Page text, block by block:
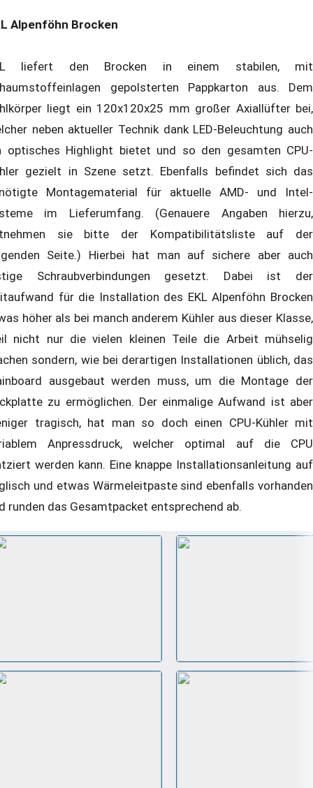
Alpenföhn Brocken
liefert den Brocken in einem stabilen, mit
gepolsterten Pappkarton aus. Dem
liegt ein 120x120x25 mm großer Axiallüfter bei,
neben aktueller Technik dank LED-Beleuchtung auch
optisches Highlight bietet und so den gesamten CPU-
gezielt in Szene setzt. Ebenfalls befindet sich das
Montagematerial für aktuelle AMD- und Intel-
im Lieferumfang. (Genauere Angaben hierzu,
sie bitte der Kompatibilitätsliste auf der
Seite.) Hierbei hat man auf sichere aber auch
Schraubverbindungen gesetzt. Dabei ist der
für die Installation des EKL Alpenföhn Brocken
höher als bei manch anderem Kühler aus dieser Klasse,
nicht nur die vielen kleinen Teile die Arbeit mühselig
sondern, wie bei derartigen Installationen üblich, das
ausgebaut werden muss, um die Montage der
zu ermöglichen. Der einmalige Aufwand ist aber
tragisch, hat man so doch einen CPU-Kühler mit
Anpressdruck, welcher optimal auf die CPU
werden kann. Eine knappe Installationsanleitung auf
und etwas Wärmeleitpaste sind ebenfalls vorhanden
runden das Gesamtpacket entsprechend ab.